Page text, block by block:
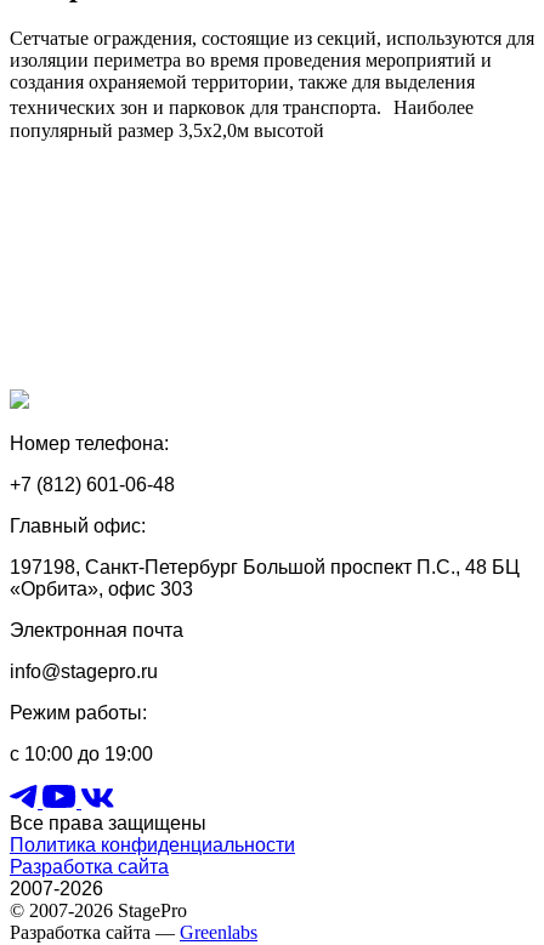
Сетчатые ограждения, состоящие из секций, используются для
изоляции периметра во время проведения мероприятий и
создания охраняемой территории, также для выделения
технических зон и парковок для транспорта. Наиболее
популярный размер 3,5х2,0м высотой
Номер телефона:
+7 (812) 601-06-48
Главный офис:
197198, Санкт-Петербург Большой проспект П.С., 48 БЦ
«Орбита», офис 303
Электронная почта
info@stagepro.ru
Режим работы:
с 10:00 до 19:00
Все права защищены
Политика конфиденциальности
Разработка сайта
2007-2026
© 2007-2026 StagePro
Разработка сайта — Greenlabs